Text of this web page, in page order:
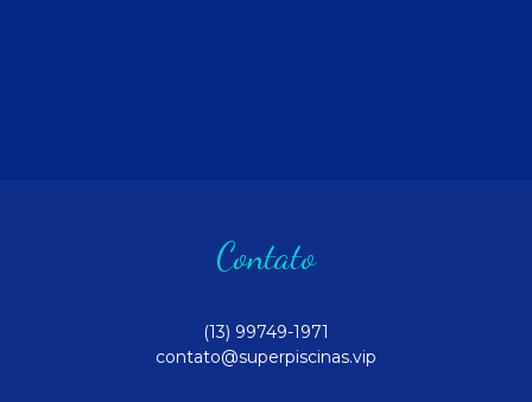
Contato
(13) 99749-1971
contato@superpiscinas.vip